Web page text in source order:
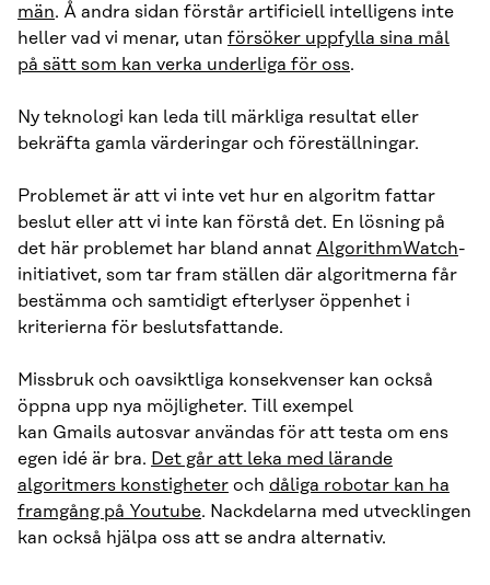
män. Å andra sidan förstår artificiell intelligens inte
heller vad vi menar, utan försöker uppfylla sina mål
på sätt som kan verka underliga för oss.
Ny teknologi kan leda till märkliga resultat eller
bekräfta gamla värderingar och föreställningar.
Problemet är att vi inte vet hur en algoritm fattar
beslut eller att vi inte kan förstå det. En lösning på
det här problemet har bland annat AlgorithmWatch-
initiativet, som tar fram ställen där algoritmerna får
bestämma och samtidigt efterlyser öppenhet i
kriterierna för beslutsfattande.
Missbruk och oavsiktliga konsekvenser kan också
öppna upp nya möjligheter. Till exempel
kan Gmails autosvar användas för att testa om ens
egen idé är bra. Det går att leka med lärande
algoritmers konstigheter och dåliga robotar kan ha
framgång på Youtube. Nackdelarna med utvecklingen
kan också hjälpa oss att se andra alternativ.